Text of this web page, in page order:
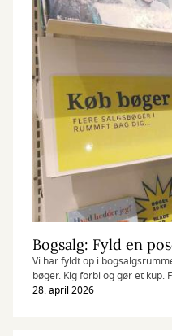
Bogsalg: Fyld en
Vi har fyldt op i
bøger. Kig forbi og gør et kup.
ud kan du fylde en pose for 25
28. april 2026